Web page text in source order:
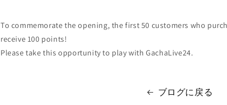
To commemorate the opening, the first 50 customers who
receive 100 points!
Please take this opportunity to play with GachaLive24.
ブログに戻る